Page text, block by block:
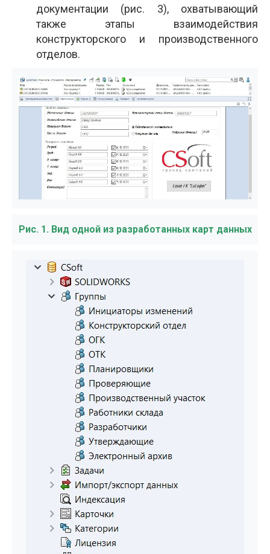
документации (рис. 3), охватывающий
также этапы взаимодействия
конструкторского и производственного
отделов.
Рис. 1. Вид одной из разработанных карт данных